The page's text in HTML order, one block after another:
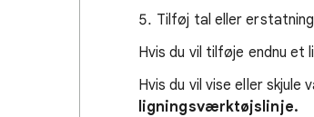
Tilføj tal eller
Hvis du vil tilføje endnu et
Hvis du vil vise eller skjule
ligningsværktøjslinje.